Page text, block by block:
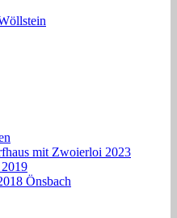
mit Zwoierloi 2023
Önsbach